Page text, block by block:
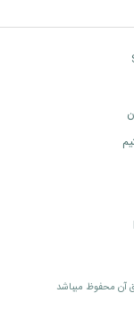
آن محفوظ ميباشد